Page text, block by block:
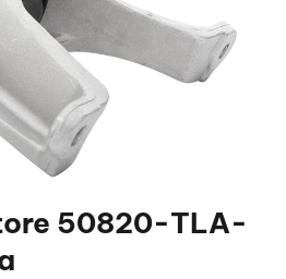
50820-TLA-